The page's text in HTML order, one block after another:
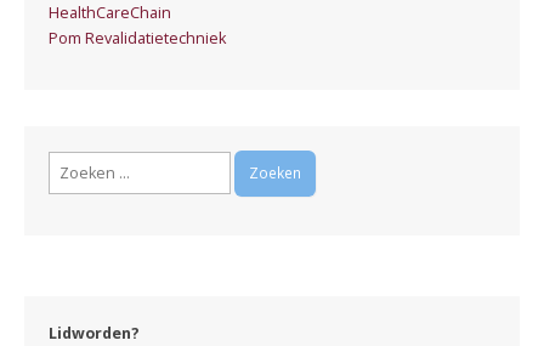
HealthCareChain
Pom Revalidatietechniek
Zoeken
Lidworden?